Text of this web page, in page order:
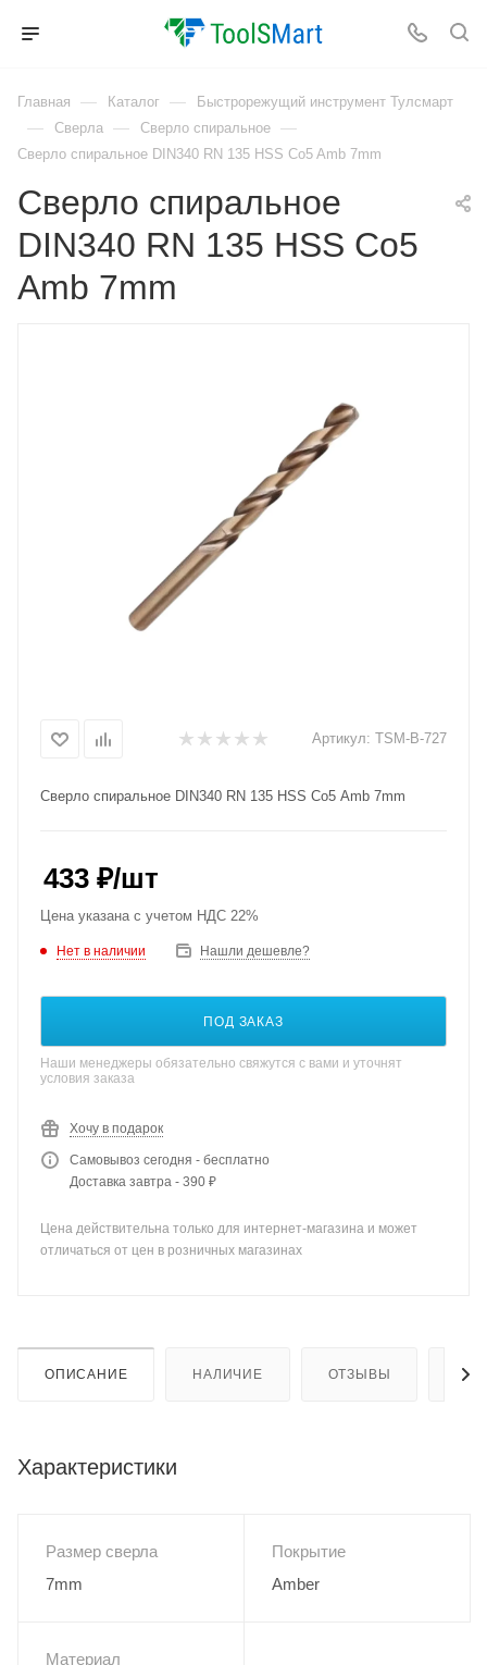
Главная — Каталог — Быстрорежущий инструмент Тулсмарт
— Сверла — Сверло спиральное —
Сверло спиральное DIN340 RN 135 HSS Co5 Amb 7mm
Сверло спиральное
DIN340 RN 135 HSS Co5
Amb 7mm
Артикул: TSM-B-727
Сверло спиральное DIN340 RN 135 HSS Co5 Amb 7mm
433 ₽/шт
Цена указана с учетом НДС 22%
Нет в наличии Нашли дешевле?
ПОД ЗАКАЗ
Наши менеджеры обязательно свяжутся с вами и уточнят
условия заказа
Хочу в подарок
Самовывоз сегодня - бесплатно
Доставка завтра - 390 ₽
Цена действительна только для интернет-магазина и может
отличаться от цен в розничных магазинах
ОПИСАНИЕ НАЛИЧИЕ ОТЗЫВЫ
Характеристики
Размер сверла
7mm
Покрытие
Amber
Материал